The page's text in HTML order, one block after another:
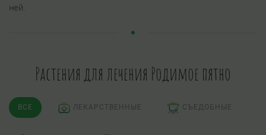
ней.
Растения для лечения Родимое пятно
ВСЕ ЛЕКАРСТВЕННЫЕ СЪЕДОБНЫЕ